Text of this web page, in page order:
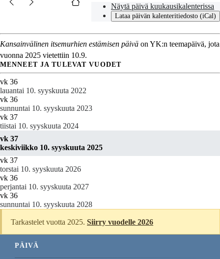
Näytä päivä kuukausikalenterissa
Lataa päivän kalenteritiedosto (iCal)
Kansainvälinen itsemurhien estämisen päivä on YK:n teemapäivä, jota
vuonna 2025 vietettiin 10.9.
MENNEET JA TULEVAT VUODET
vk 36
lauantai 10. syyskuuta 2022
vk 36
sunnuntai 10. syyskuuta 2023
vk 37
tiistai 10. syyskuuta 2024
vk 37
keskiviikko 10. syyskuuta 2025
vk 37
torstai 10. syyskuuta 2026
vk 36
perjantai 10. syyskuuta 2027
vk 36
sunnuntai 10. syyskuuta 2028
Tarkastelet vuotta 2025.Siirry vuodelle 2026
PÄIVÄ